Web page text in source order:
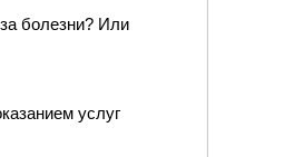
болезни? Или
услуг